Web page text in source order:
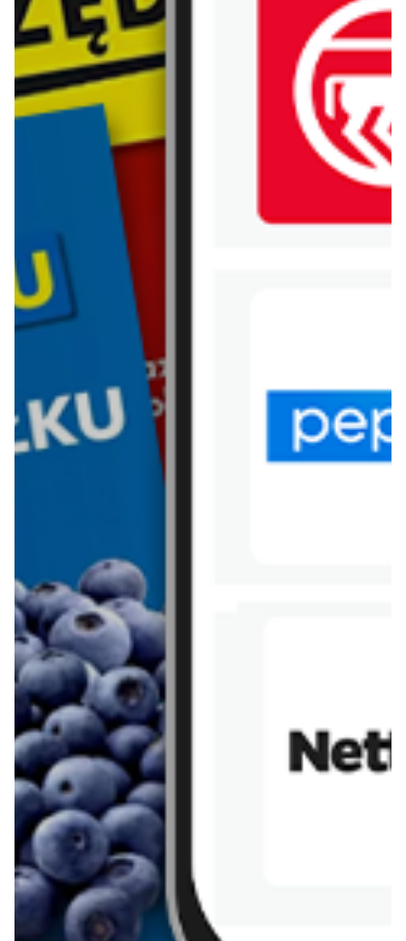
Top Secret
aktualna
NOWOŚCI - kolekcja męska
WIĘCEJ GAZETEK TOP